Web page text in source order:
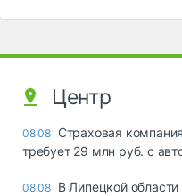
Центр
08.08 Страховая
требует 29 млн руб. с
08.08 В Липецкой